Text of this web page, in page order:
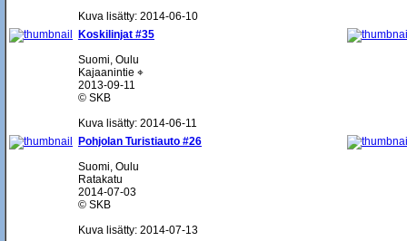
Kuva lisätty: 2014-06-10
Koskilinjat #35
Suomi, Oulu
Kajaanintie ⌖
2013-09-11
© SKB
Kuva lisätty: 2014-06-11
Pohjolan Turistiauto #26
Suomi, Oulu
Ratakatu
2014-07-03
© SKB
Kuva lisätty: 2014-07-13